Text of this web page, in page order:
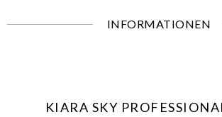
INFORMATIONEN
KIARA SKY